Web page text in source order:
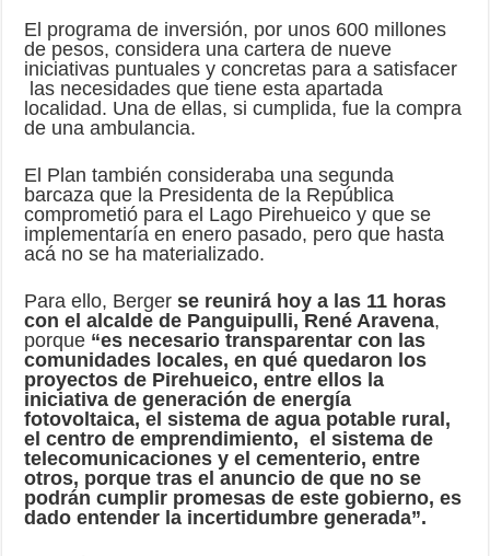
El programa de inversión, por unos 600 millones
de pesos, considera una cartera de nueve
iniciativas puntuales y concretas para a satisfacer
las necesidades que tiene esta apartada
localidad. Una de ellas, si cumplida, fue la compra
de una ambulancia.
El Plan también consideraba una segunda
barcaza que la Presidenta de la República
comprometió para el Lago Pirehueico y que se
implementaría en enero pasado, pero que hasta
acá no se ha materializado.
Para ello, Bergerse reunirá hoy a las 11 horas
con el alcalde de Panguipulli, René Aravena,
porque “es necesario transparentar con las
comunidades locales, en qué quedaron los
proyectos de Pirehueico, entre ellos la
iniciativa de generación de energía
fotovoltaica, el sistema de agua potable rural,
el centro de emprendimiento, el sistema de
telecomunicaciones y el cementerio, entre
otros, porque tras el anuncio de que no se
podrán cumplir promesas de este gobierno, es
dado entender la incertidumbre generada”.